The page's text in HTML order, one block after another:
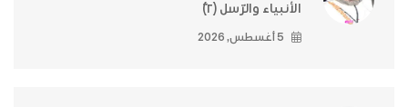
الأنبياء والرّسل (٢)ّ
5 أغسطس, 2026